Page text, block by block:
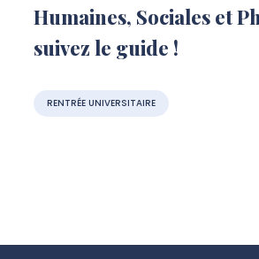
Humaines, Sociales et
suivez le guide !
RENTRÉE UNIVERSITAIRE